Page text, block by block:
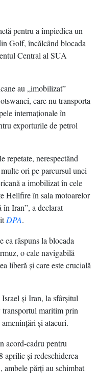
pentru a împiedica un
Golf, încălcând blocada
Central al SUA
au „imobilizat”
care nu transporta
internaţionale în
exporturile de petrol
repetate, nerespectând
ori pe parcursul unei
a imobilizat în cele
Hellfire în sala motoarelor
Iran”, a declarat
DPA.
ca răspuns la blocada
o cale navigabilă
liberă şi care este crucială
şi Iran, la sfârşitul
maritim prin
şi atacuri.
acord-cadru pentru
şi redeschiderea
părţi au schimbat